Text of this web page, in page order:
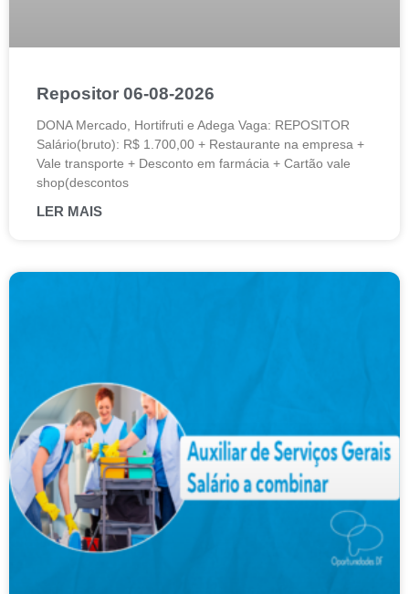
Repositor 06-08-2026
DONA Mercado, Hortifruti e Adega Vaga: REPOSITOR
Salário(bruto): R$ 1.700,00 + Restaurante na empresa +
Vale transporte + Desconto em farmácia + Cartão vale
shop(descontos
LER MAIS